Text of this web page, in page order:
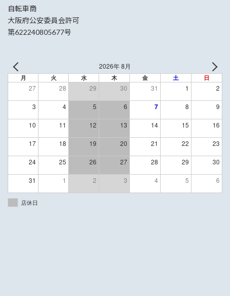
自転車商
大阪府公安委員会許可
第622240805677号
2026年 8月
月 火 水 木 金 土 日
27 28 29 30 31 1 2
3 4 5 6 7 8 9
10 11 12 13 14 15 16
17 18 19 20 21 22 23
24 25 26 27 28 29 30
31 1 2 3 4 5 6
店休日